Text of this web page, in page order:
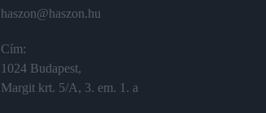
haszon@haszon.hu
Cím:
1024 Budapest,
Margit krt. 5/A, 3. em. 1. a